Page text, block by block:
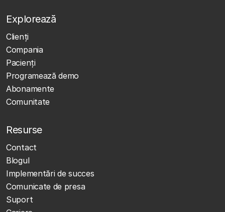
Explorează
Clienţi
Compania
Pacienți
Programează demo
Abonamente
Comunitate
Resurse
Contact
Blogul
Implementări de succes
Comunicate de presa
Suport